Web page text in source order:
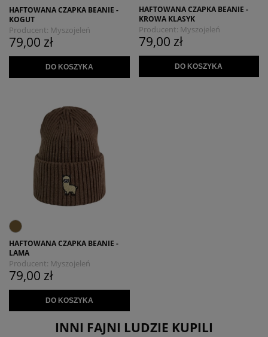
HAFTOWANA CZAPKA BEANIE -
KOGUT
Producent: Myszojeleń
79,00 zł
DO KOSZYKA
HAFTOWANA CZAPKA BEANIE -
KROWA KLASYK
Producent: Myszojeleń
79,00 zł
DO KOSZYKA
HAFTOWANA CZAPKA BEANIE -
LAMA
Producent: Myszojeleń
79,00 zł
DO KOSZYKA
INNI FAJNI LUDZIE KUPILI